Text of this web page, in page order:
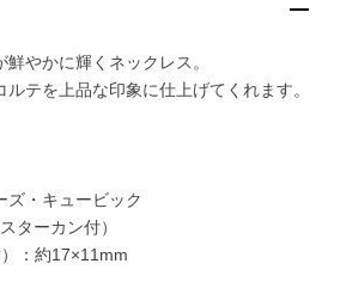
やかに輝くネックレス。
テを上品な印象に仕上げてくれます。
ズ・キュービック
ターカン付）
：約17×11mm